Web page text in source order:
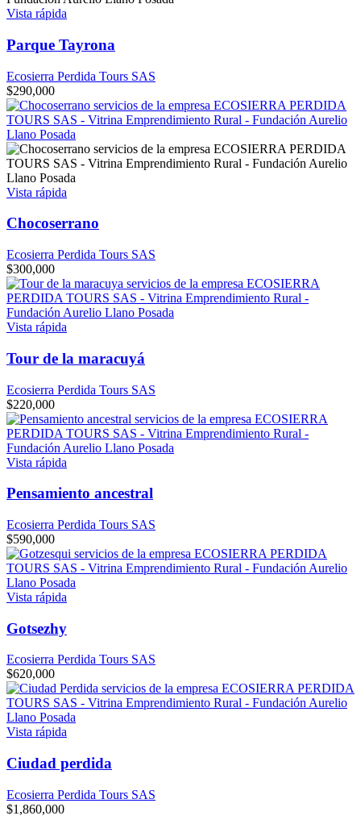
Vista rápida
Parque Tayrona
Ecosierra Perdida Tours SAS
$290,000
Vista rápida
Chocoserrano
Ecosierra Perdida Tours SAS
$300,000
Vista rápida
Tour de la maracuyá
Ecosierra Perdida Tours SAS
$220,000
Vista rápida
Pensamiento ancestral
Ecosierra Perdida Tours SAS
$590,000
Vista rápida
Gotsezhy
Ecosierra Perdida Tours SAS
$620,000
Vista rápida
Ciudad perdida
Ecosierra Perdida Tours SAS
$1,860,000